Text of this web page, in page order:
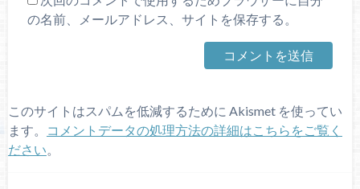
の名前、メールアドレス、サイトを保存する。
このサイトはスパムを低減するために Akismet を使ってい
ます。
コメントデータの処理方法の詳細はこちらをご覧く
ださい